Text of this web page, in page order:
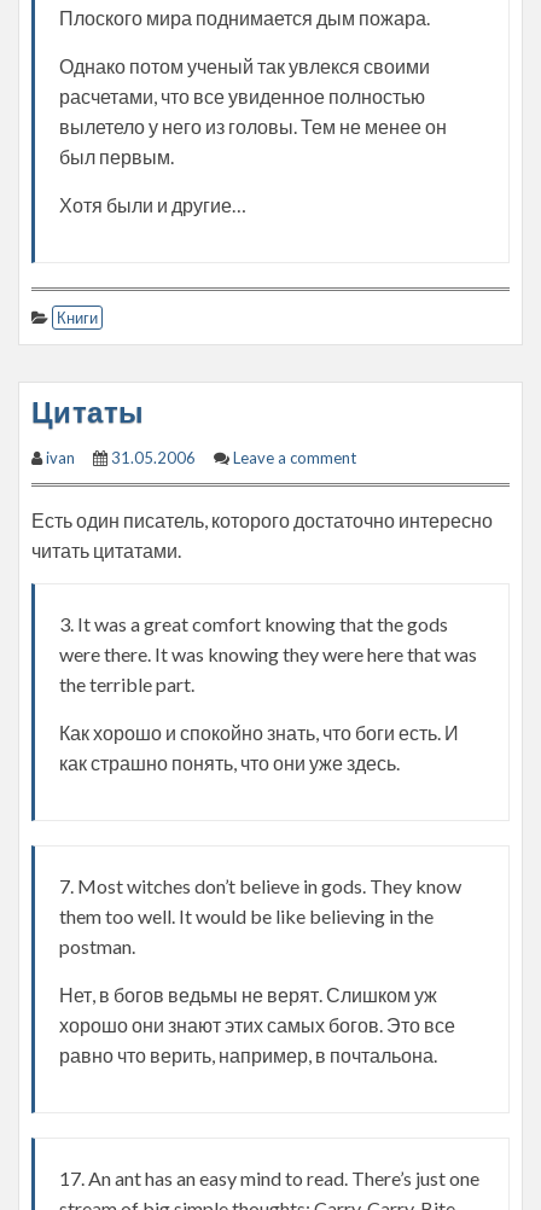
Плоского мира поднимается дым пожара.
Однако потом ученый так увлекся своими
расчетами, что все увиденное полностью
вылетело у него из головы. Тем не менее он
был первым.
Хотя были и другие…
Книги
Цитаты
ivan 31.05.2006 Leave a comment
Есть один писатель, которого достаточно интересно
читать цитатами.
3. It was a great comfort knowing that the gods
were there. It was knowing they were here that was
the terrible part.
Как хорошо и спокойно знать, что боги есть. И
как страшно понять, что они уже здесь.
7. Most witches don’t believe in gods. They know
them too well. It would be like believing in the
postman.
Нет, в богов ведьмы не верят. Слишком уж
хорошо они знают этих самых богов. Это все
равно что верить, например, в почтальона.
17. An ant has an easy mind to read. There’s just one